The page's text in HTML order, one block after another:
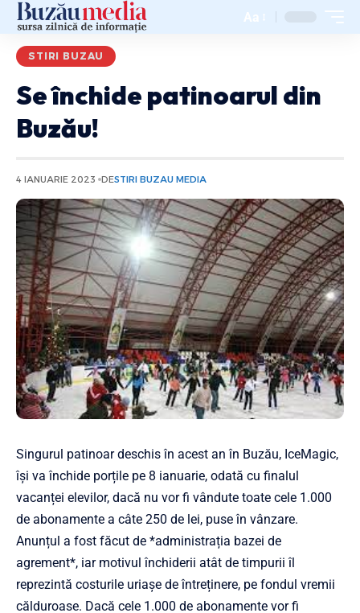
Aa
STIRI BUZAU
Se închide patinoarul din
Buzău!
4 IANUARIE 2023 DESTIRI BUZAU MEDIA
Singurul patinoar deschis în acest an în Buzău, IceMagic,
își va închide porțile pe 8 ianuarie, odată cu finalul
vacanței elevilor, dacă nu vor fi vândute toate cele 1.000
de abonamente a câte 250 de lei, puse în vânzare.
Anunțul a fost făcut de *administrația bazei de
agrement*, iar motivul închiderii atât de timpurii îl
reprezintă costurile uriașe de întreținere, pe fondul vremii
călduroase. Dacă cele 1.000 de abonamente vor fi